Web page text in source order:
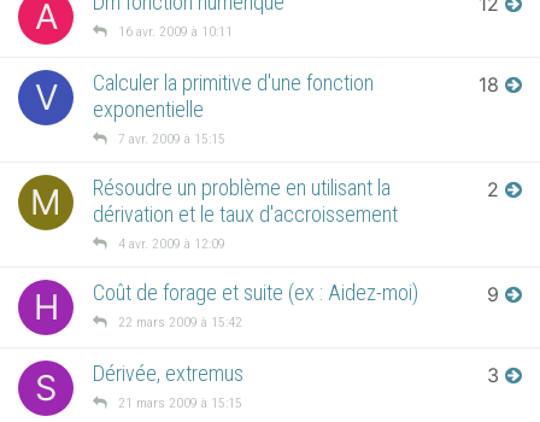
A 16 avr. 2009 à 10:11
V
Calculer la primitive d'une fonction
exponentielle
7 avr. 2009 à 15:15
18
M
Résoudre un problème en utilisant la
dérivation et le taux d'accroissement
4 avr. 2009 à 12:09
2
H Coût de forage et suite (ex : Aidez-moi)
22 mars 2009 à 15:42
9
S Dérivée, extremus
21 mars 2009 à 15:15
3